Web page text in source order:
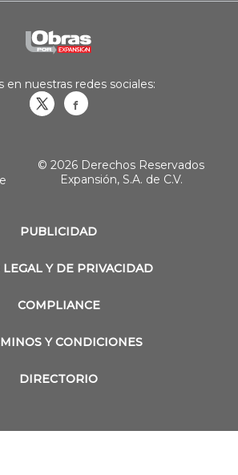
PUBLICIDAD
LEGAL Y DE PRIVACIDAD
COMPLIANCE
Y CONDICIONES
DIRECTORIO
en nuestras redes sociales:
© 2026 Derechos Reservados
Expansión, S.A. de C.V.